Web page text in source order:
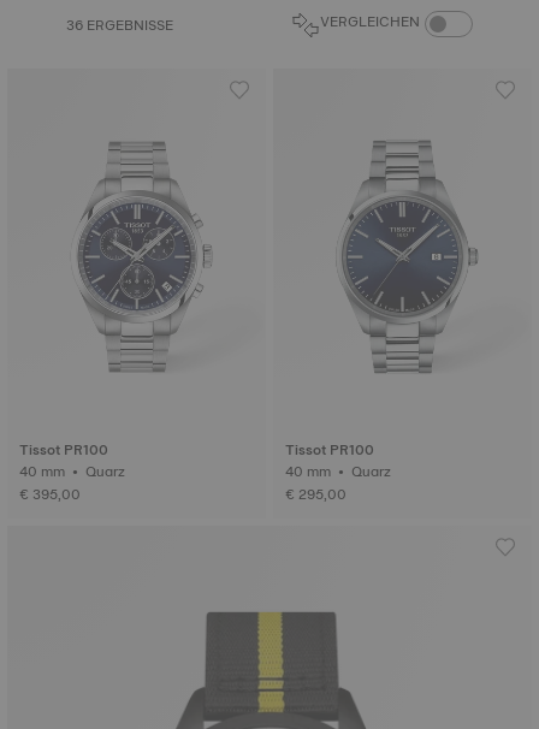
36 ERGEBNISSE VERGLEICHEN
Tissot PR100
40 mm • Quarz
€ 395,00
Tissot PR100
40 mm • Quarz
€ 295,00